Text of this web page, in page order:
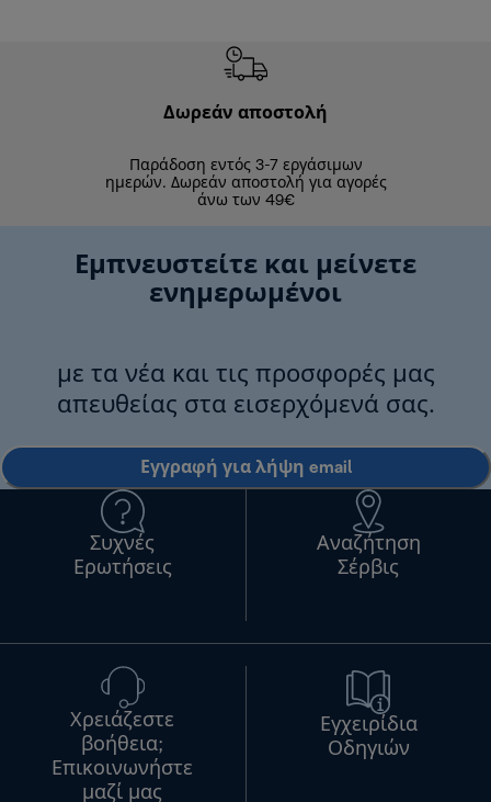
Δωρεάν αποστολή
Παράδοση εντός 3-7 εργάσιμων
ημερών. Δωρεάν αποστολή για αγορές
άνω των 49€
Εμπνευστείτε και μείνετε
ενημερωμένοι
με τα νέα και τις προσφορές μας
απευθείας στα εισερχόμενά σας.
Εγγραφή για λήψη email
Συχνές
Ερωτήσεις
Αναζήτηση
Σέρβις
Χρειάζεστε
βοήθεια;
Επικοινωνήστε
μαζί μας
Εγχειρίδια
Οδηγιών